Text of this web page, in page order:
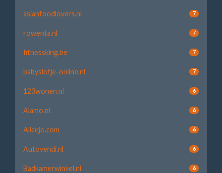
asianfoodlovers.nl 7
rowenta.nl 7
fitnessking.be 7
babyslofje-online.nl 7
123wonen.nl 6
Alamo.nl 6
Alicejo.com 6
Autovendi.nl 6
Badkamerwinkel.nl 6